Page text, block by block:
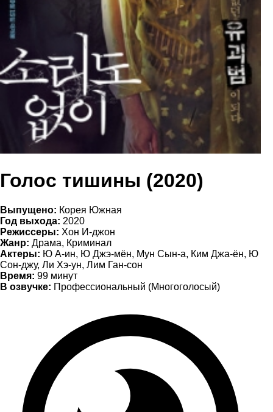
Голос тишины (2020)
Выпущено: Корея Южная
Год выхода: 2020
Режиссеры: Хон И-джон
Жанр: Драма, Криминал
Актеры: Ю А-ин, Ю Джэ-мён, Мун Сын-а, Ким Джа-ён, Ю
Сон-джу, Ли Хэ-ун, Лим Ган-сон
Время: 99 минут
В озвучке: Профессиональный (Многоголосый)